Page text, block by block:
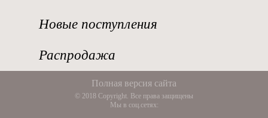
Новые поступления
Распродажа
Полная версия сайта
© 2018 Copyright. Все права защищены
Мы в соц.сетях: